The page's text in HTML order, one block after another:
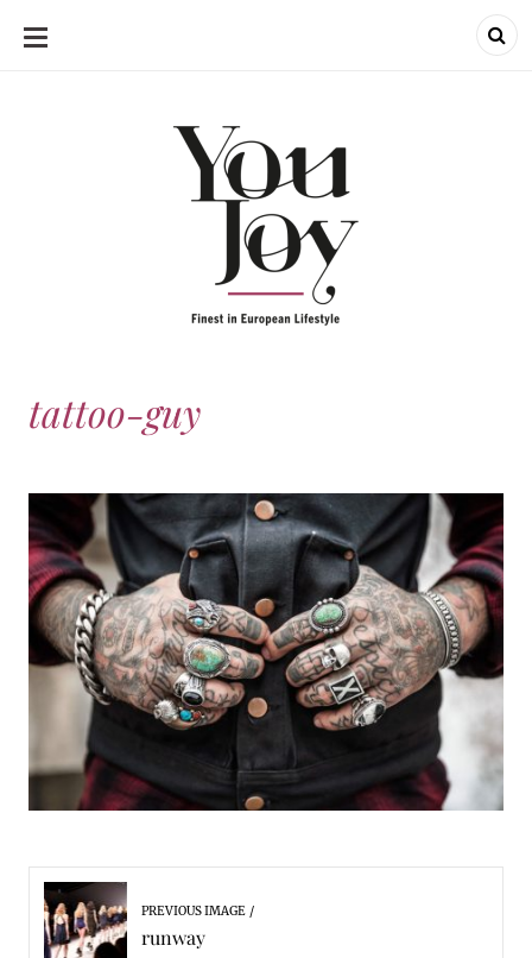
SKIP
tattoo-guy
PREVIOUS IMAGE
runway